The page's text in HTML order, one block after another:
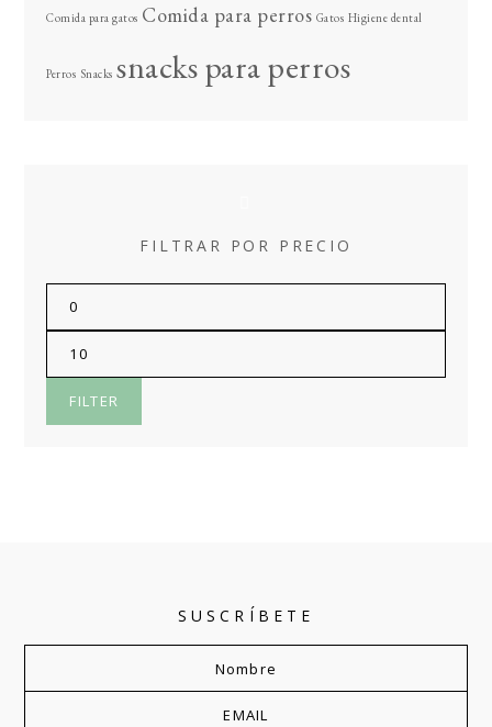
Comida para gatos Comida para perros Gatos Higiene dental
Perros Snacks snacks para perros
FILTRAR POR PRECIO
FILTER
SUSCRÍBETE